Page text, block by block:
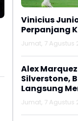
Vinicius
Perpanjang
Jumat, 7 Agustus
Alex
Silverstone,
Langsung
Jumat, 7 Agustus